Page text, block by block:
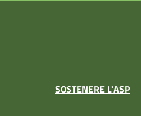
SOSTENERE L'ASP